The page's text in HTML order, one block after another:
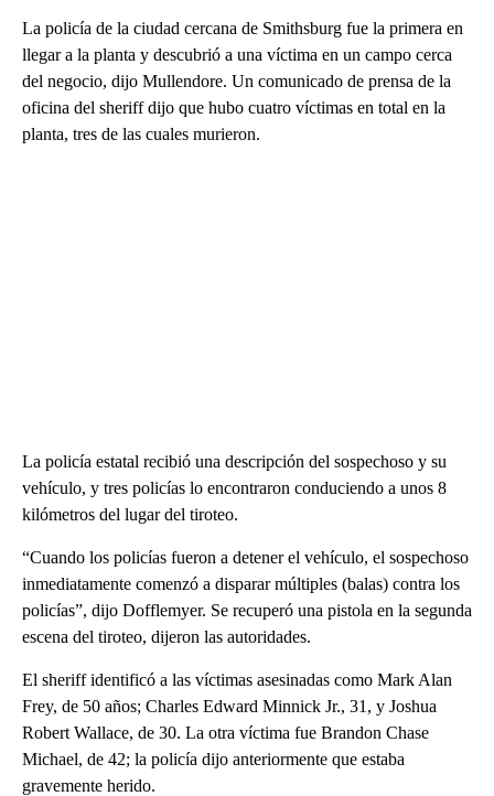
La policía de la ciudad cercana de Smithsburg fue la primera en
llegar a la planta y descubrió a una víctima en un campo cerca
del negocio, dijo Mullendore. Un comunicado de prensa de la
oficina del sheriff dijo que hubo cuatro víctimas en total en la
planta, tres de las cuales murieron.
La policía estatal recibió una descripción del sospechoso y su
vehículo, y tres policías lo encontraron conduciendo a unos 8
kilómetros del lugar del tiroteo.
“Cuando los policías fueron a detener el vehículo, el sospechoso
inmediatamente comenzó a disparar múltiples (balas) contra los
policías”, dijo Dofflemyer. Se recuperó una pistola en la segunda
escena del tiroteo, dijeron las autoridades.
El sheriff identificó a las víctimas asesinadas como Mark Alan
Frey, de 50 años; Charles Edward Minnick Jr., 31, y Joshua
Robert Wallace, de 30. La otra víctima fue Brandon Chase
Michael, de 42; la policía dijo anteriormente que estaba
gravemente herido.